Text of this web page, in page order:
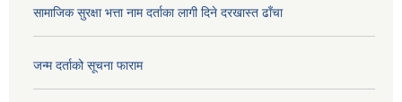
सामाजिक सुरक्षा भत्ता नाम दर्ताका लागी दिने दरखास्त ढाँचा
जन्म दर्ताको सूचना फाराम